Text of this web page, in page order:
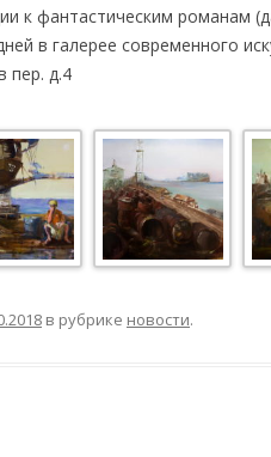
к фантастическим романам
в галерее современного
пер. д.4
в рубрике новости.